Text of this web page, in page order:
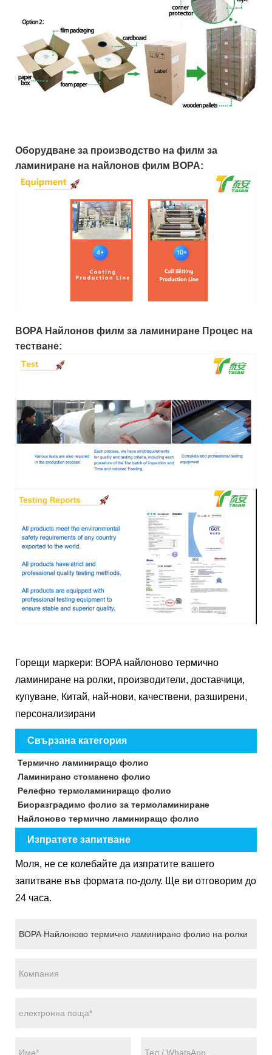
Оборудване за производство на филм за
ламиниране на найлонов филм BOPA:
BOPA Найлонов филм за ламиниране Процес на
тестване:
Горещи маркери: BOPA найлоново термично
ламиниране на ролки, производители, доставчици,
купуване, Китай, най-нови, качествени, разширени,
персонализирани
Свързана категория
Термично ламиниращо фолио
Ламинирано стоманено фолио
Релефно термоламиниращо фолио
Биоразградимо фолио за термоламиниране
Найлоново термично ламиниращо фолио
Изпратете запитване
Моля, не се колебайте да изпратите вашето
запитване във формата по-долу. Ще ви отговорим до
24 часа.